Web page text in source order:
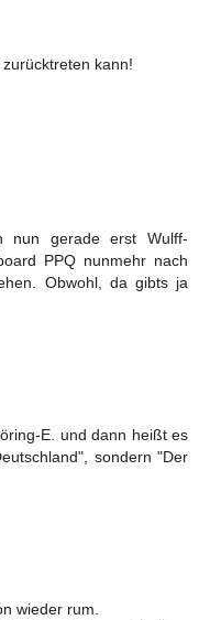
kann!
nun gerade erst Wulff-
PPQ nunmehr nach
Obwohl, da gibts ja
E. und dann heißt es
sondern "Der
wieder rum.